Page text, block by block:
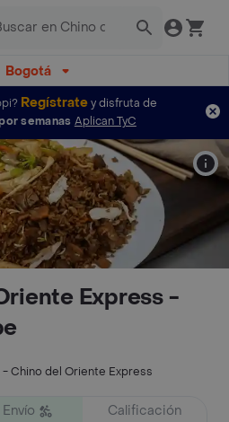
Bogotá
Regístratey disfruta de
semanas Aplican TyC
Express -
Chino del Oriente Express
Envío
Calificación